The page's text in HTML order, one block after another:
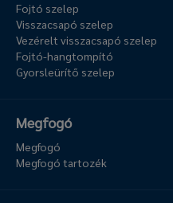
Fojtó szelep
Visszacsapó szelep
Vezérelt visszacsapó szelep
Fojtó-hangtompító
Gyorsleürítő szelep
Megfogó
Megfogó
Megfogó tartozék